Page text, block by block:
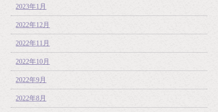
2023年1月
2022年12月
2022年11月
2022年10月
2022年9月
2022年8月